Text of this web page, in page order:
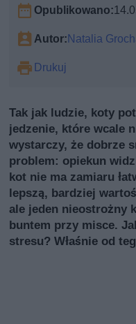
Opublikowano:
Autor:Natalia
Drukuj
Tak jak ludzie, koty
jedzenie, które wcale
wystarczy, że dobrze
problem: opiekun
kot nie ma zamiaru
lepszą, bardziej
ale jeden nieostrożny
buntem przy misce.
stresu? Właśnie od